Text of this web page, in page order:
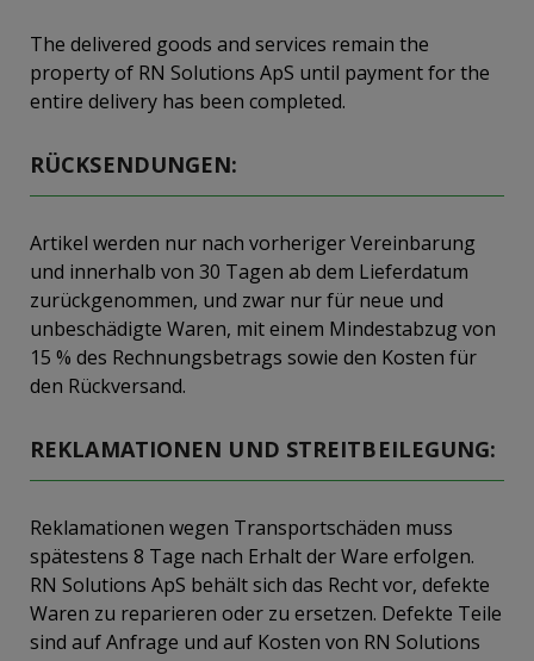
The delivered goods and services remain the
property of RN Solutions ApS until payment for the
entire delivery has been completed.
RÜCKSENDUNGEN:
Artikel werden nur nach vorheriger Vereinbarung
und innerhalb von 30 Tagen ab dem Lieferdatum
zurückgenommen, und zwar nur für neue und
unbeschädigte Waren, mit einem Mindestabzug von
15 % des Rechnungsbetrags sowie den Kosten für
den Rückversand.
REKLAMATIONEN UND STREITBEILEGUNG:
Reklamationen wegen Transportschäden muss
spätestens 8 Tage nach Erhalt der Ware erfolgen.
RN Solutions ApS behält sich das Recht vor, defekte
Waren zu reparieren oder zu ersetzen. Defekte Teile
sind auf Anfrage und auf Kosten von RN Solutions